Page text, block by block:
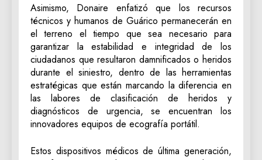
‎Asimismo, Donaire enfatizó que los recursos
técnicos y humanos de Guárico permanecerán en
el terreno el tiempo que sea necesario para
garantizar la estabilidad e integridad de los
ciudadanos que resultaron damnificados o heridos
durante el siniestro, dentro de las herramientas
estratégicas que están marcando la diferencia en
las labores de clasificación de heridos y
diagnósticos de urgencia, se encuentran los
innovadores equipos de ecografía portátil.
‎Estos dispositivos médicos de última generación,